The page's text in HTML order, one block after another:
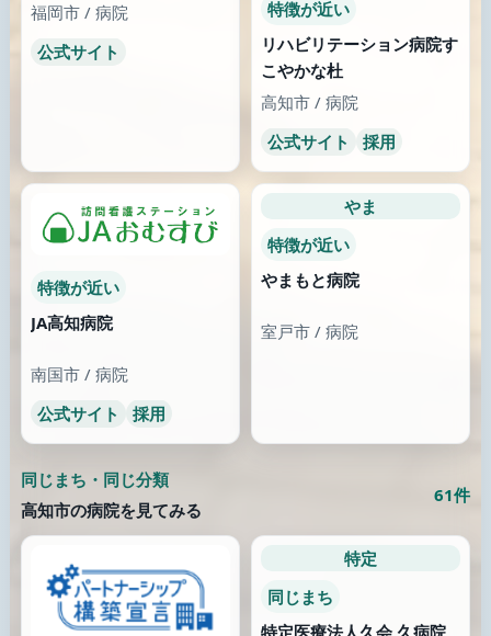
ここから街を歩く
を見る
88件
公開情報に近い手がかり
がある場所
近くの同じ通り
同じまちの近い分類を見
61件
地域の文脈で見比べる
採用情報
採用ページの存在を公式サイトから確認できます。